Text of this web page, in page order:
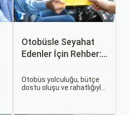
Otobüsle Seyahat
Edenler İçin Rehber:
Koltuk Seçimine
Otobüs yolculuğu, bütçe
dostu oluşu ve rahatlığıyla